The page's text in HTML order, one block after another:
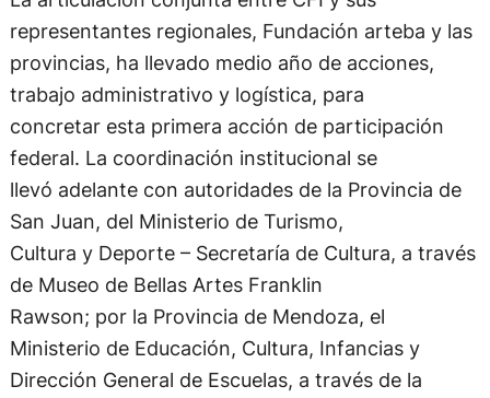
representantes regionales, Fundación arteba y las
provincias, ha llevado medio año de acciones,
trabajo administrativo y logística, para
concretar esta primera acción de participación
federal. La coordinación institucional se
llevó adelante con autoridades de la Provincia de
San Juan, del Ministerio de Turismo,
Cultura y Deporte – Secretaría de Cultura, a través
de Museo de Bellas Artes Franklin
Rawson; por la Provincia de Mendoza, el
Ministerio de Educación, Cultura, Infancias y
Dirección General de Escuelas, a través de la